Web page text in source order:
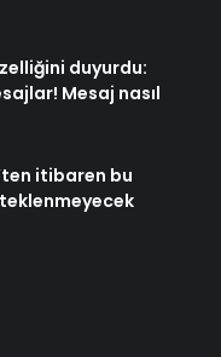
duyurdu:
Mesaj nasıl
itibaren bu